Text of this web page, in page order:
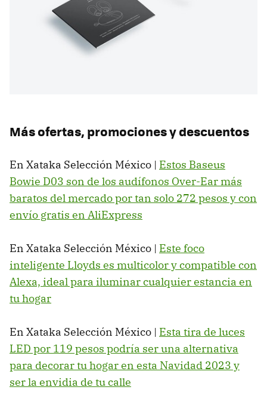
Más ofertas, promociones y descuentos
En Xataka Selección México | Estos Baseus
Bowie D03 son de los audífonos Over-Ear más
baratos del mercado por tan solo 272 pesos y con
envío gratis en AliExpress
En Xataka Selección México | Este foco
inteligente Lloyds es multicolor y compatible con
Alexa, ideal para iluminar cualquier estancia en
tu hogar
En Xataka Selección México | Esta tira de luces
LED por 119 pesos podría ser una alternativa
para decorar tu hogar en esta Navidad 2023 y
ser la envidia de tu calle